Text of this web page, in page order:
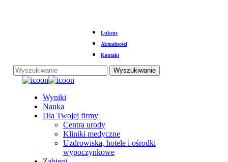
Luksus
Aktualności
Kontakt
Wyszukiwanie
Zamknij
Menu
Wyniki
Nauka
Dla Twojej firmy
Centra urody
Kliniki medyczne
Uzdrowiska, hotele i ośrodki
wypoczynkowe